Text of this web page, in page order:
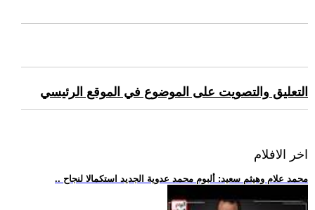
التعليق والتصويت على الموضوع في الموقع الرئيسي
اخر الافلام
.. محمد علام وهيثم سعيد: ألبوم محمد عدوية الجديد استكمالا لنجاح